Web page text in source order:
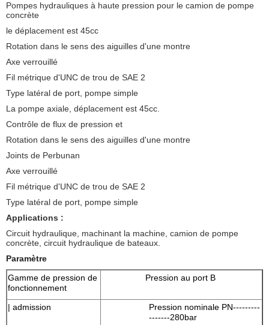
Pompes hydrauliques à haute pression pour le camion de pompe
concrète
le déplacement est 45cc
Rotation dans le sens des aiguilles d'une montre
Axe verrouillé
Fil métrique d'UNC de trou de SAE 2
Type latéral de port, pompe simple
La pompe axiale, déplacement est 45cc.
Contrôle de flux de pression et
Rotation dans le sens des aiguilles d'une montre
Joints de Perbunan
Axe verrouillé
Fil métrique d'UNC de trou de SAE 2
Type latéral de port, pompe simple
Applications :
Circuit hydraulique, machinant la machine, camion de pompe
concrète, circuit hydraulique de bateaux.
Paramètre
Gamme de pression de
fonctionnement
Pression au port B
| admission
Pression nominale PN---------
-------280bar